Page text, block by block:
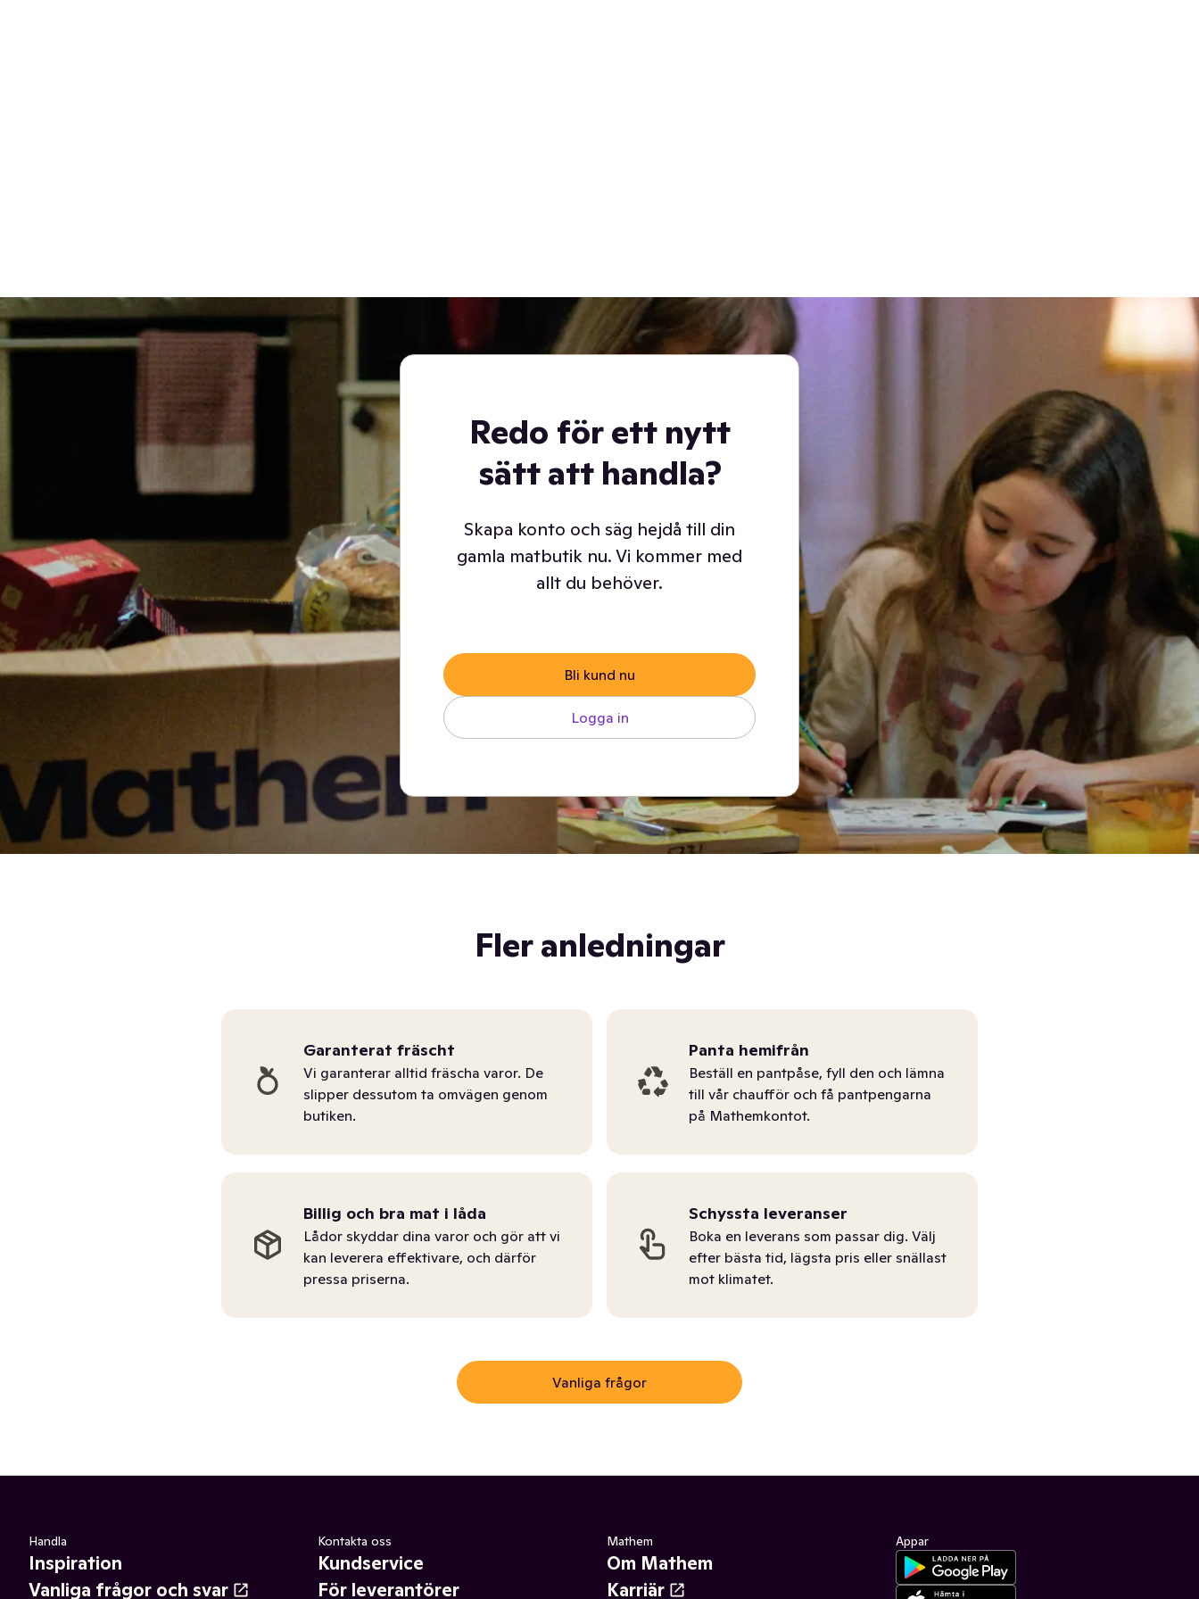
Redo för ett nytt
sätt att handla?
Skapa konto och säg hejdå till din
gamla matbutik nu. Vi kommer med
allt du behöver.
Bli kund nu
Logga in
Fler anledningar
Garanterat fräscht
Vi garanterar alltid fräscha varor. De
slipper dessutom ta omvägen genom
butiken.
Panta hemifrån
Beställ en pantpåse, fyll den och lämna
till vår chaufför och få pantpengarna
på Mathemkontot.
Billig och bra mat i låda
Lådor skyddar dina varor och gör att vi
kan leverera effektivare, och därför
pressa priserna.
Schyssta leveranser
Boka en leverans som passar dig. Välj
efter bästa tid, lägsta pris eller snällast
mot klimatet.
Vanliga frågor
Handla
Inspiration
Vanliga frågor och svar
Kontakta oss
Kundservice
För leverantörer
Mathem
Om Mathem
Karriär
Appar